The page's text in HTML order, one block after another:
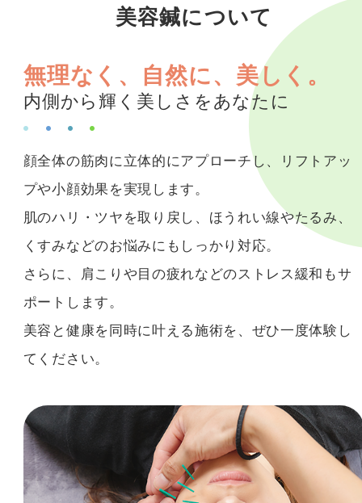
美容鍼について
無理なく、自然に、美しく。
内側から輝く美しさをあなたに
顔全体の筋肉に立体的にアプローチし、リフトアッ
プや小顔効果を実現します。
肌のハリ・ツヤを取り戻し、ほうれい線やたるみ、
くすみなどのお悩みにも しっかり対応。
さらに、肩こりや目の疲れなどのストレス緩和もサ
ポートします。
美容と健康を同時に叶える施術を、ぜひ一度体験し
てください。